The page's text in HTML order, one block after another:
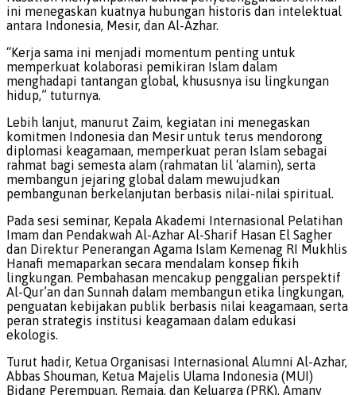
ini menegaskan kuatnya hubungan historis dan intelektual
antara Indonesia, Mesir, dan Al-Azhar.
“Kerja sama ini menjadi momentum penting untuk
memperkuat kolaborasi pemikiran Islam dalam
menghadapi tantangan global, khususnya isu lingkungan
hidup,” tuturnya.
Lebih lanjut, manurut Zaim, kegiatan ini menegaskan
komitmen Indonesia dan Mesir untuk terus mendorong
diplomasi keagamaan, memperkuat peran Islam sebagai
rahmat bagi semesta alam (rahmatan lil ‘alamin), serta
membangun jejaring global dalam mewujudkan
pembangunan berkelanjutan berbasis nilai-nilai spiritual.
Pada sesi seminar, Kepala Akademi Internasional Pelatihan
Imam dan Pendakwah Al-Azhar Al-Sharif Hasan El Sagher
dan Direktur Penerangan Agama Islam Kemenag RI Mukhlis
Hanafi memaparkan secara mendalam konsep fikih
lingkungan. Pembahasan mencakup penggalian perspektif
Al-Qur’an dan Sunnah dalam membangun etika lingkungan,
penguatan kebijakan publik berbasis nilai keagamaan, serta
peran strategis institusi keagamaan dalam edukasi
ekologis.
Turut hadir, Ketua Organisasi Internasional Alumni Al-Azhar,
Abbas Shouman, Ketua Majelis Ulama Indonesia (MUI)
Bidang Perempuan, Remaja, dan Keluarga (PRK), Amany